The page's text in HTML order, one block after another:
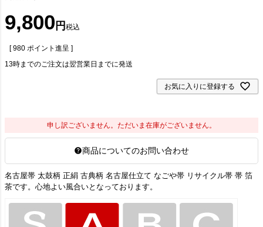
9,800 税込
[ 980 ポイント進呈 ]
13時までのご注文は翌営業日までに発送
お気に入りに登録する
申し訳ございません。ただいま在庫がございません。
商品についてのお問い合わせ
名古屋帯 太鼓柄 正絹 古典柄 名古屋仕立て なごや帯 リサイクル帯 帯 箔
茶です。心地よい風合いとなっております。